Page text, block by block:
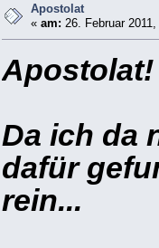
Apostolat
«am: 26. Februar
Da ich da
dafür
rein...